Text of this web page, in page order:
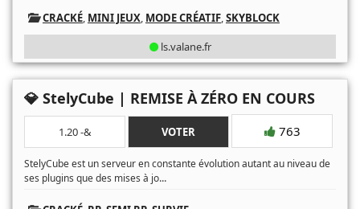
CRACKÉ, MINI JEUX, MODE CRÉATIF,SKYBLOCK
ls.valane.fr
💎 StelyCube | REMISE À ZÉRO EN COURS
1.20 -& VOTER 763
StelyCube est un serveur en constante évolution autant au niveau de
ses plugins que des mises à jo...